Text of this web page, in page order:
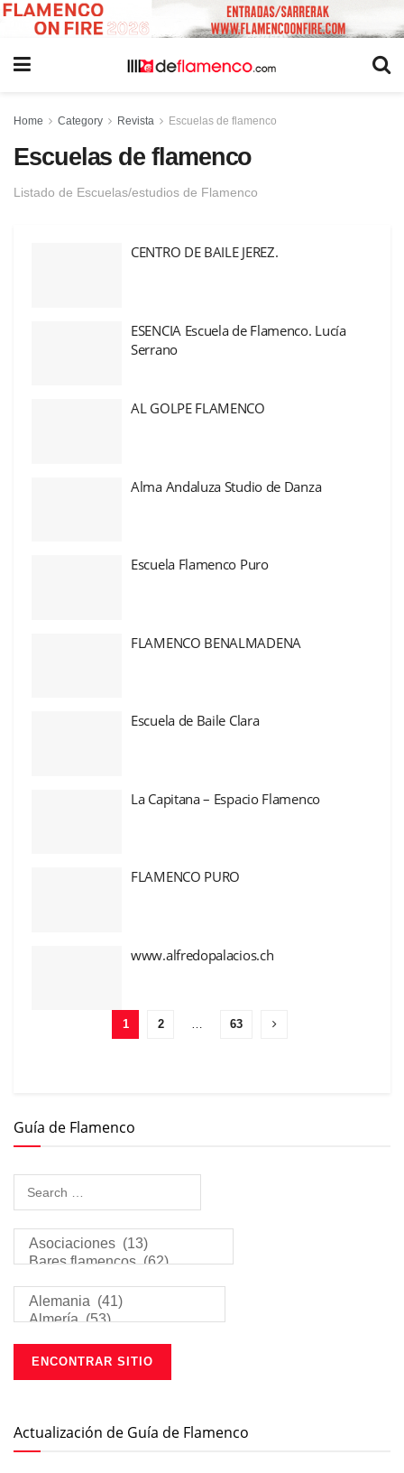
Home Category Revista Escuelas de flamenco
Escuelas de flamenco
Listado de Escuelas/estudios de Flamenco
CENTRO DE BAILE JEREZ.
ESENCIA Escuela de Flamenco. Lucía
Serrano
AL GOLPE FLAMENCO
Alma Andaluza Studio de Danza
Escuela Flamenco Puro
FLAMENCO BENALMADENA
Escuela de Baile Clara
La Capitana – Espacio Flamenco
FLAMENCO PURO
www.alfredopalacios.ch
1 2 … 63
Guía de Flamenco
Actualización de Guía de Flamenco